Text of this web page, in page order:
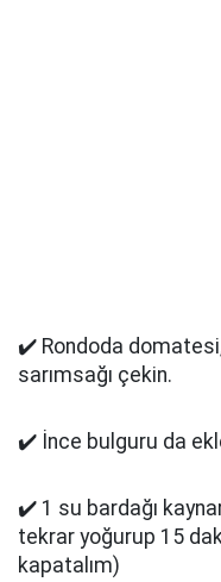
✔️ Rondoda
sarımsağı çekin.
✔️ İnce bulguru da
✔️ 1 su bardağı
tekrar yoğurup 15
kapatalım)